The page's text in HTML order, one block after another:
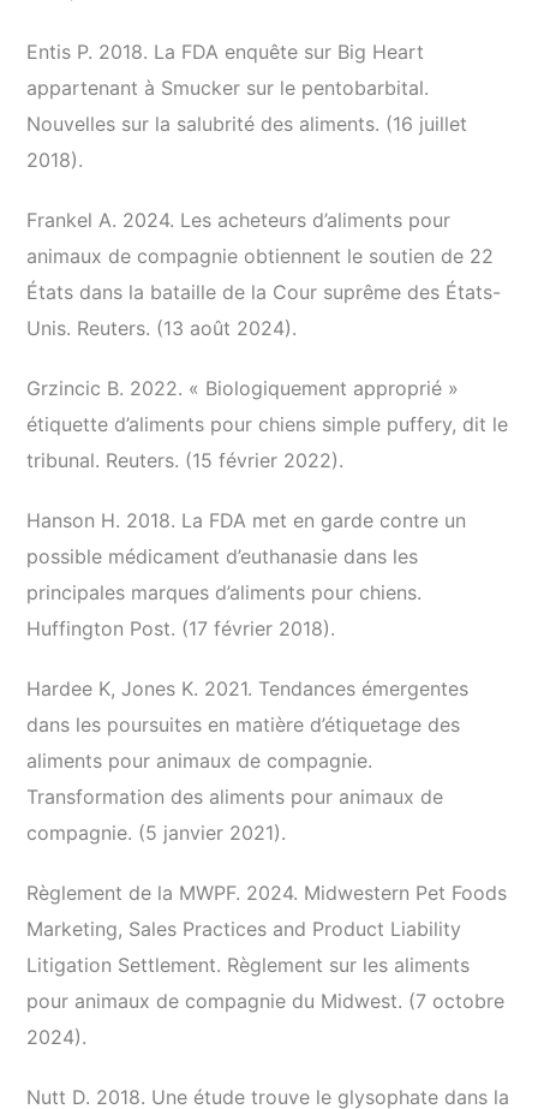
Entis P. 2018. La FDA enquête sur Big Heart
appartenant à Smucker sur le pentobarbital.
Nouvelles sur la salubrité des aliments. (16 juillet
2018).
Frankel A. 2024. Les acheteurs d’aliments pour
animaux de compagnie obtiennent le soutien de 22
États dans la bataille de la Cour suprême des États-
Unis. Reuters. (13 août 2024).
Grzincic B. 2022. « Biologiquement approprié »
étiquette d’aliments pour chiens simple puffery, dit le
tribunal. Reuters. (15 février 2022).
Hanson H. 2018. La FDA met en garde contre un
possible médicament d’euthanasie dans les
principales marques d’aliments pour chiens.
Huffington Post. (17 février 2018).
Hardee K, Jones K. 2021. Tendances émergentes
dans les poursuites en matière d’étiquetage des
aliments pour animaux de compagnie.
Transformation des aliments pour animaux de
compagnie. (5 janvier 2021).
Règlement de la MWPF. 2024. Midwestern Pet Foods
Marketing, Sales Practices and Product Liability
Litigation Settlement. Règlement sur les aliments
pour animaux de compagnie du Midwest. (7 octobre
2024).
Nutt D. 2018. Une étude trouve le glysophate dans la